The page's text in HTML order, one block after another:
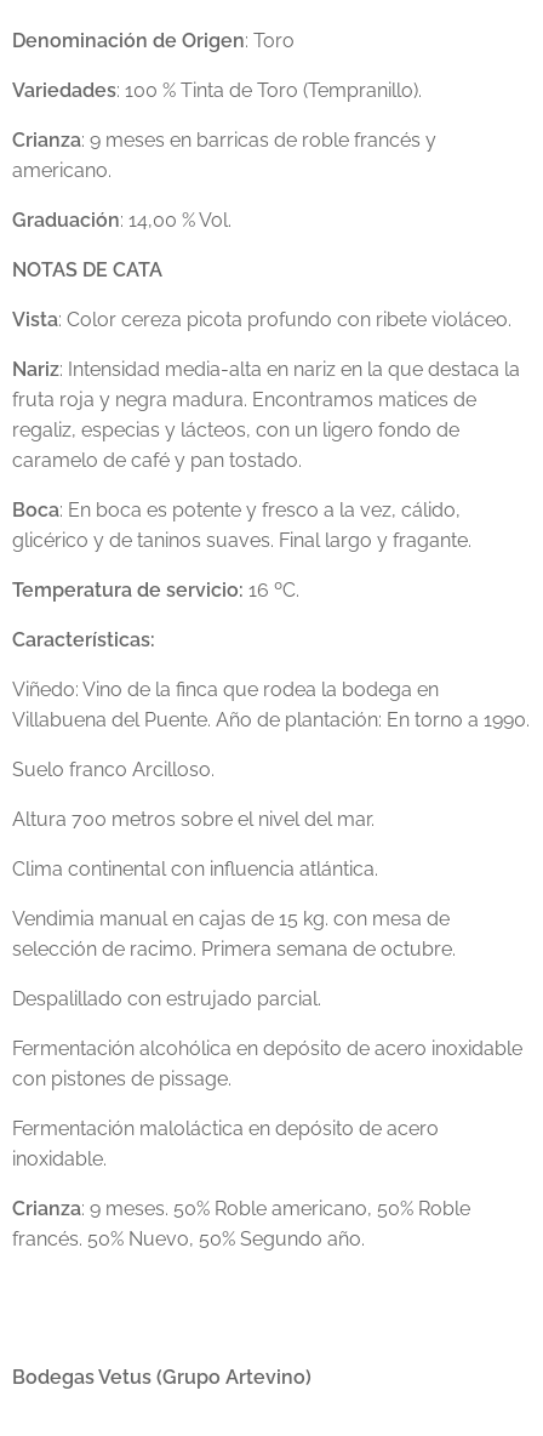
Denominación de Origen: Toro
Variedades: 100 % Tinta de Toro (Tempranillo).
Crianza: 9 meses en barricas de roble francés y
americano.
Graduación: 14,00 % Vol.
NOTAS DE CATA
Vista: Color cereza picota profundo con ribete violáceo.
Nariz: Intensidad media-alta en nariz en la que destaca la
fruta roja y negra madura. Encontramos matices de
regaliz, especias y lácteos, con un ligero fondo de
caramelo de café y pan tostado.
Boca: En boca es potente y fresco a la vez, cálido,
glicérico y de taninos suaves. Final largo y fragante.
Temperatura de servicio: 16 ºC.
Características:
Viñedo: Vino de la finca que rodea la bodega en
Villabuena del Puente. Año de plantación: En torno a 1990.
Suelo franco Arcilloso.
Altura 700 metros sobre el nivel del mar.
Clima continental con influencia atlántica.
Vendimia manual en cajas de 15 kg. con mesa de
selección de racimo. Primera semana de octubre.
Despalillado con estrujado parcial.
Fermentación alcohólica en depósito de acero inoxidable
con pistones de pissage.
Fermentación maloláctica en depósito de acero
inoxidable.
Crianza: 9 meses. 50% Roble americano, 50% Roble
francés. 50% Nuevo, 50% Segundo año.
Bodegas Vetus (Grupo Artevino)